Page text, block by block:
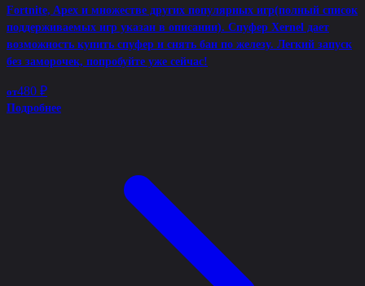
Fortnite, Apex и множестве других популярных игр(полный список
поддерживаемых игр указан в описании). Спуфер Xernel дает
возможность купить спуфер и снять бан по железу. Легкий запуск
без заморочек, попробуйте уже сейчас!
от480 ₽
Подробнее